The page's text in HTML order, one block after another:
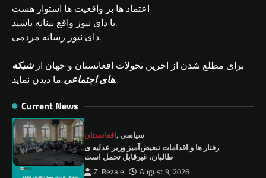
اعتماد ها بر واقعیت ها استوار هست
با دای نیوز واقع بینانه باشید.
دای نیوز رسانه مردمی.
برای مطلع شدن از اخرین تحولات افغانستان و جهان ازشبکه
های اجتماعیما دیدن نماید.
Current News
افغانستان, سیاسی
رفتار ها و اقدامات تبعیض‌آمیز وزیر عدلیه ی
طالبان، ‏غیرقابل تحمل است
Z. Rezaie August 9, 2026